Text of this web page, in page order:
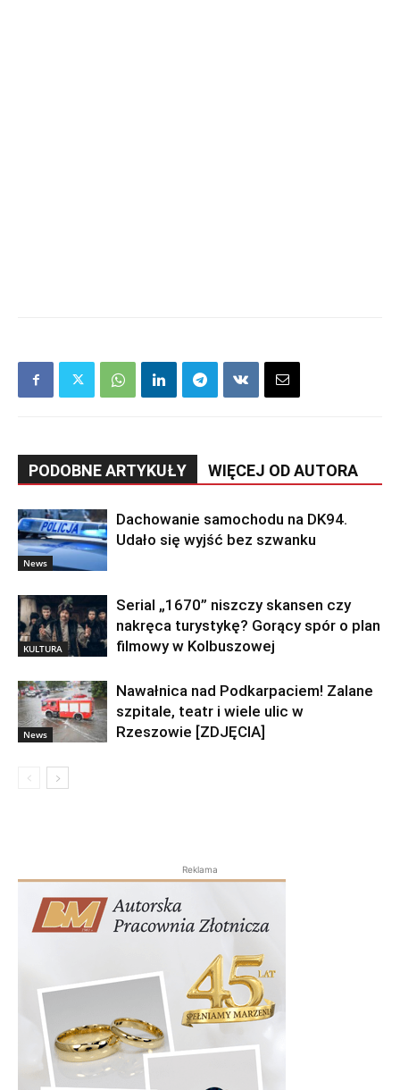
PODOBNE ARTYKUŁY WIĘCEJ OD AUTORA
News
Dachowanie samochodu na DK94.
Udało się wyjść bez szwanku
KULTURA
Serial „1670” niszczy skansen czy
nakręca turystykę? Gorący spór o plan
filmowy w Kolbuszowej
News
Nawałnica nad Podkarpaciem! Zalane
szpitale, teatr i wiele ulic w
Rzeszowie [ZDJĘCIA]
Reklama